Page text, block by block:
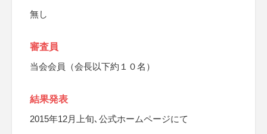
無し
審査員
当会会員（会長以下約１０名）
結果発表
2015年12月上旬､公式ホームページにて